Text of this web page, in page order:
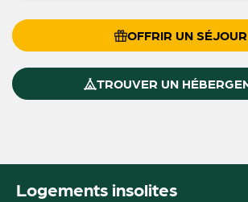
OFFRIR UN SÉJOUR
TROUVER UN
Logements insolites